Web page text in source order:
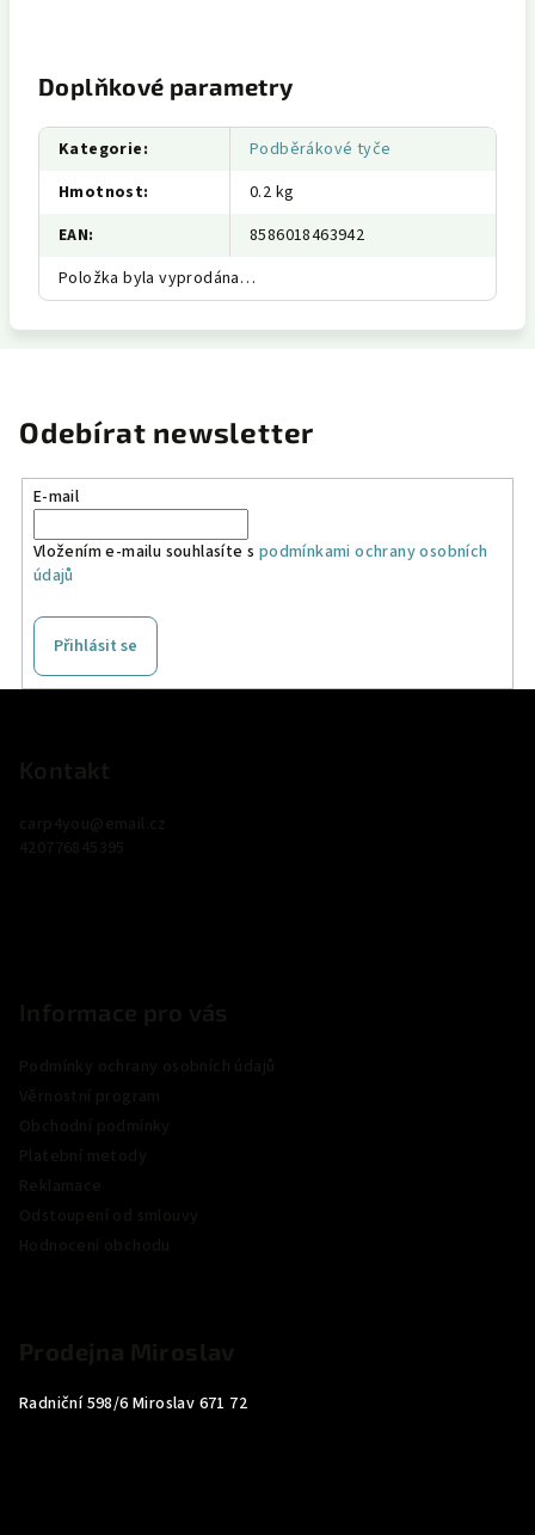
Doplňkové parametry
Kategorie:
Podběrákové tyče
Hmotnost:
0.2 kg
EAN:
8586018463942
Položka byla vyprodána…
Odebírat newsletter
E-mail
Vložením e-mailu souhlasíte s podmínkami ochrany osobních
údajů
Přihlásit se
Radniční 598/6 Miroslav 671 72